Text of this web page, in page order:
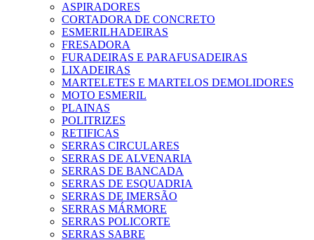
ASPIRADORES
CORTADORA DE CONCRETO
ESMERILHADEIRAS
FRESADORA
FURADEIRAS E PARAFUSADEIRAS
LIXADEIRAS
MARTELETES E MARTELOS DEMOLIDORES
MOTO ESMERIL
PLAINAS
POLITRIZES
RETIFICAS
SERRAS CIRCULARES
SERRAS DE ALVENARIA
SERRAS DE BANCADA
SERRAS DE ESQUADRIA
SERRAS DE IMERSÃO
SERRAS MÁRMORE
SERRAS POLICORTE
SERRAS SABRE